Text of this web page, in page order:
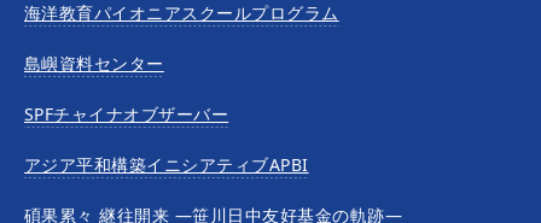
海洋教育パイオニアスクールプログラム
島嶼資料センター
SPFチャイナオブザーバー
アジア平和構築イニシアティブAPBI
碩果累々 継往開来 —笹川日中友好基金の軌跡—